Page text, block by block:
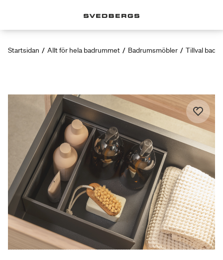
Startsidan / Allt för hela badrummet / Badrumsmöbler / Tillval